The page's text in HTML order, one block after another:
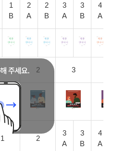
1
B
2
A
2
B
3
A
3
B
4
A
1 2 3
1 2
3
A
3
B
4
A